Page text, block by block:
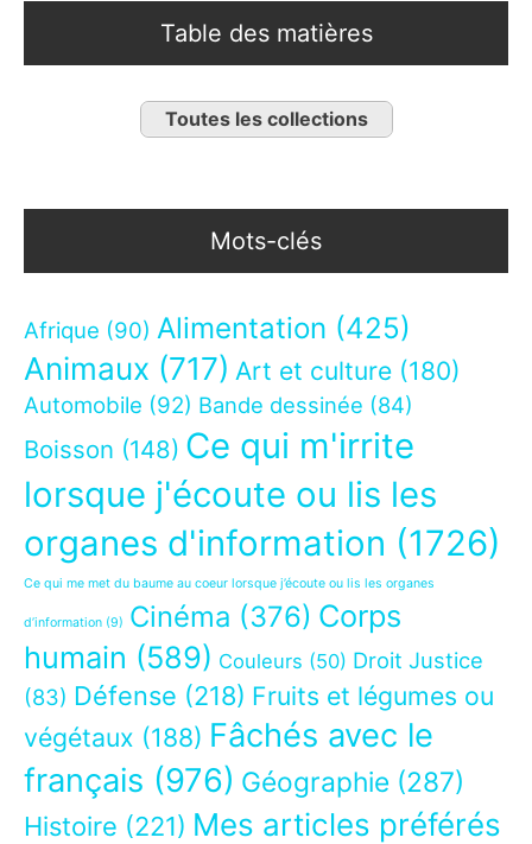
Table des matières
Toutes les collections
Mots-clés
Afrique (90) Alimentation (425)
Animaux (717) Art et culture (180)
Automobile (92) Bande dessinée (84)
Boisson (148) Ce qui m'irrite
lorsque j'écoute ou lis les
organes d'information (1726)
Ce qui me met du baume au coeur lorsque j’écoute ou lis les organes
d’information (9) Cinéma (376) Corps
humain (589) Couleurs (50) Droit Justice
(83) Défense (218) Fruits et légumes ou
végétaux (188) Fâchés avec le
français (976) Géographie (287)
Histoire (221) Mes articles préférés